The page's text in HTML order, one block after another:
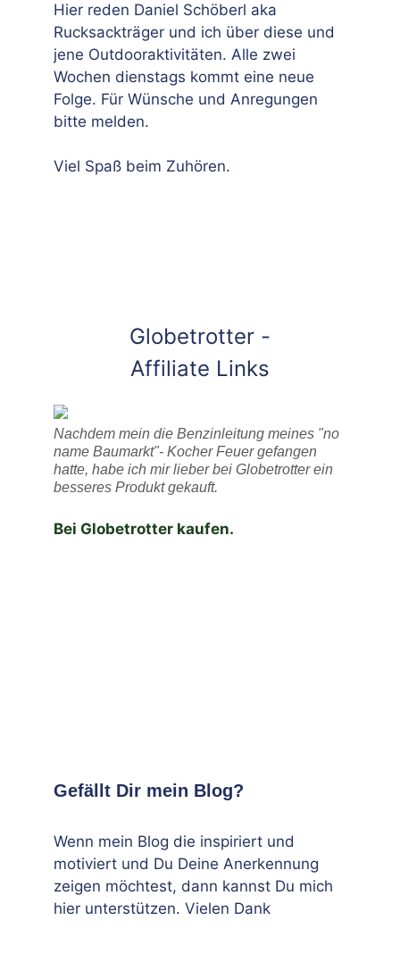
Hier reden Daniel Schöberl aka
Rucksackträger und ich über diese und
jene Outdooraktivitäten. Alle zwei
Wochen dienstags kommt eine neue
Folge. Für Wünsche und Anregungen
bitte melden.
Viel Spaß beim Zuhören.
Globetrotter -
Affiliate Links
Nachdem mein die Benzinleitung meines "no
name Baumarkt"- Kocher Feuer gefangen
hatte, habe ich mir lieber bei Globetrotter ein
besseres Produkt gekauft.
Bei Globetrotter kaufen.
Gefällt Dir mein Blog?
Wenn mein Blog die inspiriert und
motiviert und Du Deine Anerkennung
zeigen möchtest, dann kannst Du mich
hier unterstützen. Vielen Dank